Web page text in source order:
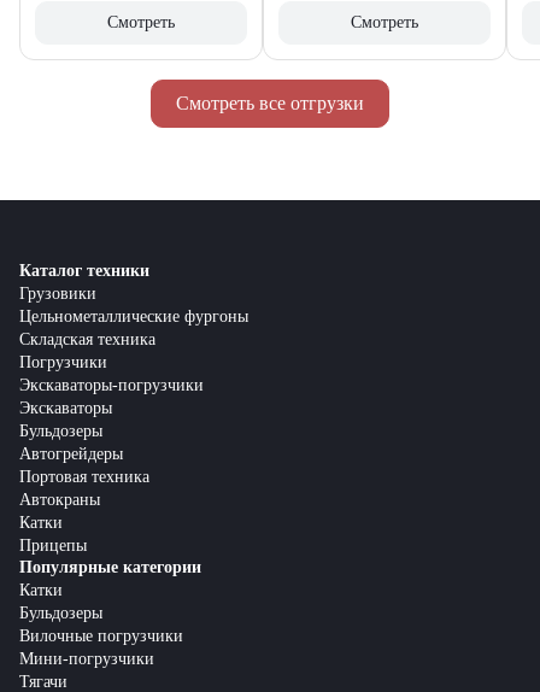
Смотреть все отгрузки
Смотреть Смотреть
Каталог техники
Грузовики
Цельнометаллические фургоны
Складская техника
Погрузчики
Экскаваторы-погрузчики
Экскаваторы
Бульдозеры
Автогрейдеры
Портовая техника
Автокраны
Катки
Прицепы
Популярные категории
Катки
Бульдозеры
Вилочные погрузчики
Мини-погрузчики
Тягачи